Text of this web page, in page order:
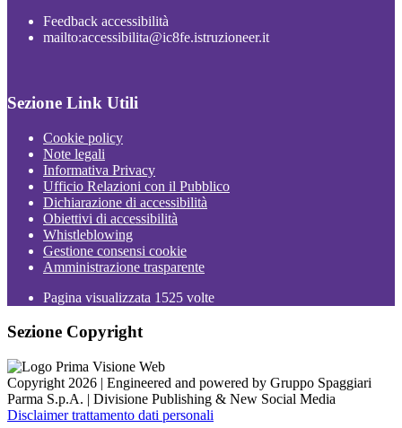
Feedback accessibilità
mailto:accessibilita@ic8fe.istruzioneer.it
Sezione Link Utili
Cookie policy
Note legali
Informativa Privacy
Ufficio Relazioni con il Pubblico
Dichiarazione di accessibilità
Obiettivi di accessibilità
Whistleblowing
Gestione consensi cookie
Amministrazione trasparente
Pagina visualizzata 1525 volte
Sezione Copyright
Copyright 2026 | Engineered and powered by Gruppo Spaggiari
Parma S.p.A. | Divisione Publishing & New Social Media
Disclaimer trattamento dati personali